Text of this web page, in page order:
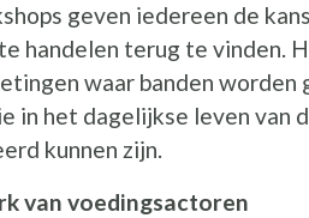
geven iedereen de
handelen terug te vinden.
waar banden worden
in het dagelijkse leven van
kunnen zijn.
van voedingsactoren